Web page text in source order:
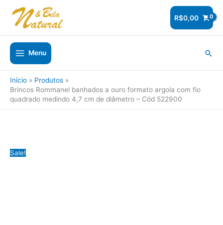
para
conteúdo
R$0,00
Menu
Início
Produtos
Brincos Rommanel banhados a ouro formato argola com fio
quadrado medindo 4,7 cm de diâmetro – Cód 522900
Sale!